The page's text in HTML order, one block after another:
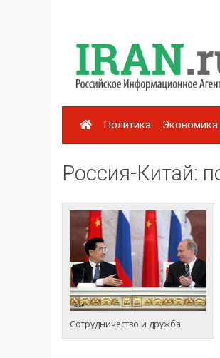
Политика Экономика
Россия-Китай:
Сотрудничество и дружба